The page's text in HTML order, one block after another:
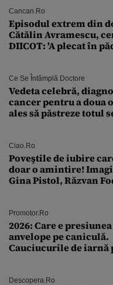
Cancan.ro
Episodul extrem din
Cătălin Avramescu,
DIICOT: 'A plecat în
Ce Se Întâmplă Doctore
Vedeta celebră,
cancer pentru a doua
ales să păstreze totul
Ciao.ro
Poveştile de iubire
doar o amintire!
Gina Pistol, Răzvan
Promotor.ro
2026: Care e
anvelope pe caniculă.
Cauciucurile de iarnă
Descopera.ro